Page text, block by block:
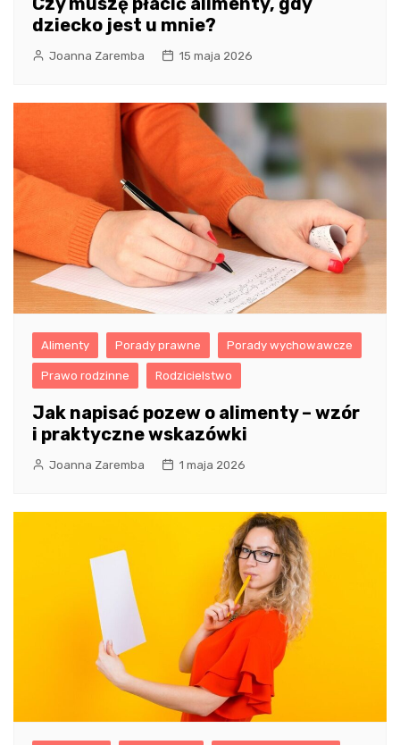
dziecko jest u mnie?
Joanna Zaremba 15 maja 2026
Alimenty Porady prawne Porady wychowawcze
Prawo rodzinne Rodzicielstwo
Jak napisać pozew o alimenty – wzór
i praktyczne wskazówki
Joanna Zaremba 1 maja 2026